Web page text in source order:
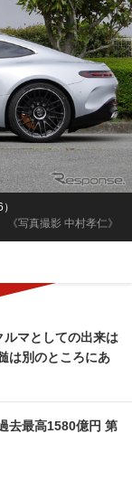
《写真撮影 中村孝仁》
ルマとしての出来は
は別のところにあ
去最高1580億円 第